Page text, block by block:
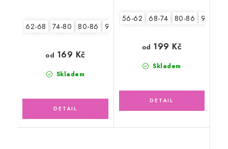
62-68 74-80 80-86 92-98
Skladem
od 169 Kč
56-62 68-74 80-86 92-98
Skladem
od 199 Kč